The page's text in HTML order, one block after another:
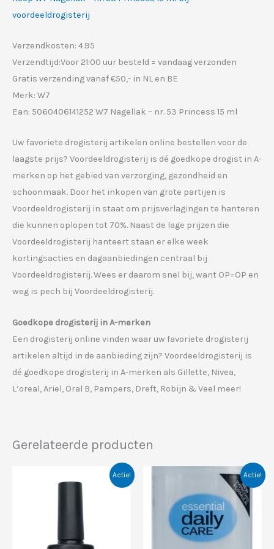
voordeeldrogisterij
Verzendkosten: 4.95
Verzendtijd:Voor 21:00 uur besteld = vandaag verzonden
Gratis verzending vanaf €50,- in NL en BE
Merk: W7
Ean: 5060406141252 W7 Nagellak – nr. 53 Princess 15 ml
Uw favoriete drogisterij artikelen online bestellen voor de
laagste prijs? Voordeeldrogisterij is dé goedkope drogist in A-
merken op het gebied van verzorging, gezondheid en
schoonmaak. Door het inkopen van grote partijen is
Voordeeldrogisterij in staat om prijsverlagingen te hanteren
die kunnen oplopen tot 70%. Naast de lage prijzen die
Voordeeldrogisterij hanteert staan er elke week
kortingsacties en dagaanbiedingen centraal bij
Voordeeldrogisterij. Wees er daarom snel bij, want OP=OP en
weg is pech bij Voordeeldrogisterij.
Goedkope drogisterij in A-merken
Een drogisterij online vinden waar uw favoriete drogisterij
artikelen altijd in de aanbieding zijn? Voordeeldrogisterij is
dé goedkope drogisterij in A-merken als Gillette, Nivea,
L’oreal, Ariel, Oral B, Pampers, Dreft, Robijn & Veel meer!
Gerelateerde producten
Actie! Actie!